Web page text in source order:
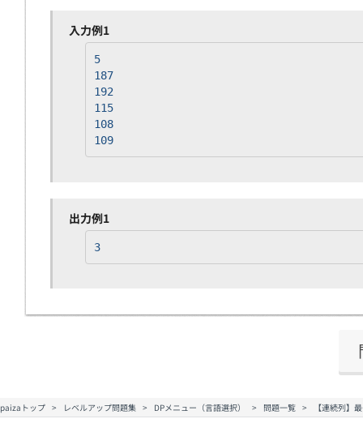
入力例1
5
187
192
115
108
109
出力例1
3
paizaトップ レベルアップ問題集 DPメニュー（言語選択） 問題一覧 【連続列】